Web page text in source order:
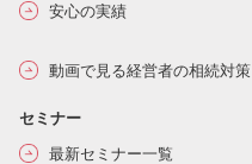
安心の実績
動画で見る経営者の相続対策
セミナー
最新セミナー一覧